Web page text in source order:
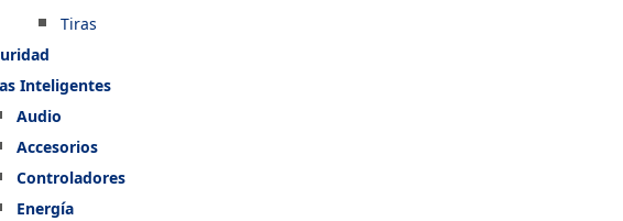
Tiras
Inteligentes
Audio
Accesorios
Controladores
Energía